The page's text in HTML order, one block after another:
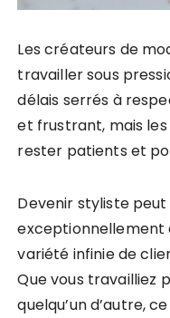
Les créateurs de
travailler sous
délais serrés à
et frustrant, mais
rester patients et
Devenir styliste
exceptionnellement
variété infinie de
Que vous travailliez
quelqu’un d’autre,